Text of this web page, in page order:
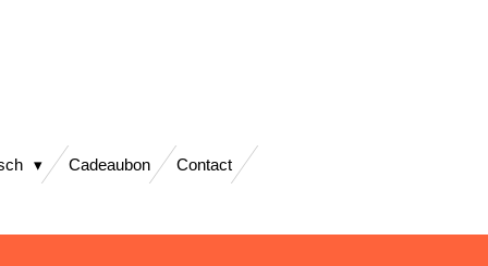
Cadeaubon Contact